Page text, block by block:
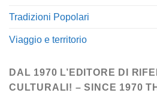
Tradizioni Popolari
Viaggio e territorio
DAL 1970 L’EDITORE DI
CULTURALI! – SINCE 1970